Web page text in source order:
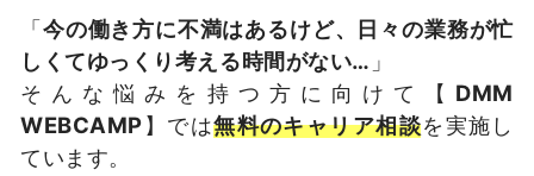
「今の働き方に不満はあるけど、日々の業務が忙
しくてゆっくり考える時間がない… 」
そんな悩みを持つ方に向けて【 DMM
WEBCAMP】では無料のキャリア相談を実施し
ています。